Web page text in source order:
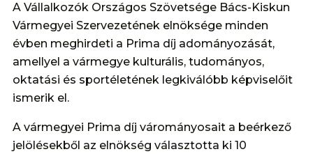
A Vállalkozók Országos Szövetsége Bács-Kiskun
Vármegyei Szervezetének elnöksége minden
évben meghirdeti a Prima díj adományozását,
amellyel a vármegye kulturális, tudományos,
oktatási és sportéletének legkiválóbb képviselőit
ismerik el.
A vármegyei Prima díj várományosait a beérkező
jelölésekből az elnökség választotta ki 10